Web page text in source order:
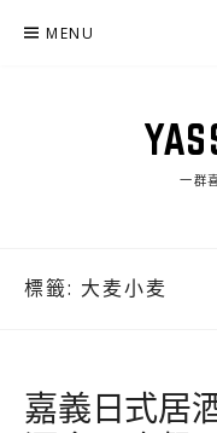
MENU
一群
標籤: 大麦小麦
嘉義日式居